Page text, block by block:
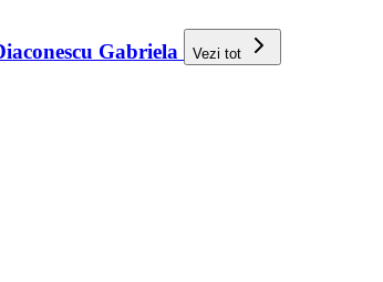
Gabriela Vezi tot